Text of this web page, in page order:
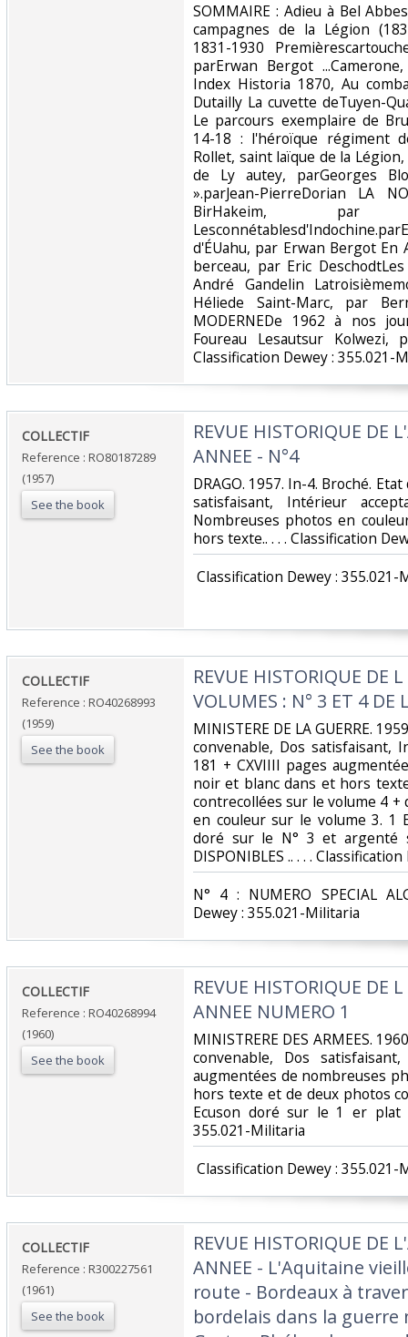
‎SOMMAIRE : Adieu à Bel
campagnes de la Légion
1831-1930
parErwan Bergot
Index Historia 1870, Au
Dutailly La cuvette deTuyen-
Le parcours exemplaire de
14-18 : l'héroïque régiment
Rollet, saint laïque de la
de Ly autey, parGeorges
».parJean-PierreDorian LA
BirHakeim, par
d'ÉUahu, par Erwan Bergot
berceau, par Eric
André Gandelin
Héliede Saint-Marc, par
MODERNEDe 1962 à nos
Foureau Lesautsur
Classification Dewey : 355.021-
‎COLLECTIF‎
Reference : RO80187289
(1957)
See the book
‎REVUE HISTORIQUE DE
ANNEE - N°4‎
‎DRAGO. 1957. In-4. Broché.
satisfaisant, Intérieur
Nombreuses photos en
hors texte.. . . . Classification
Classification Dewey : 355.021-
‎COLLECTIF‎
Reference : RO40268993
(1959)
See the book
‎REVUE HISTORIQUE DE
VOLUMES : N° 3 ET 4 DE
‎MINISTERE DE LA GUERRE.
convenable, Dos satisfaisant,
181 + CXVIIII pages
noir et blanc dans et hors
contrecollées sur le volume 4
en couleur sur le volume 3. 1
doré sur le N° 3 et argenté
DISPONIBLES .. . . .
‎N° 4 : NUMERO SPECIAL
Dewey : 355.021-Militaria‎
‎COLLECTIF‎
Reference : RO40268994
(1960)
See the book
‎REVUE HISTORIQUE DE
ANNEE NUMERO 1‎
‎MINISTRERE DES ARMEES.
convenable, Dos
augmentées de nombreuses
hors texte et de deux photos
Ecuson doré sur le 1 er plat
355.021-Militaria‎
Classification Dewey : 355.021-
‎COLLECTIF‎
Reference : R300227561
(1961)
See the book
‎REVUE HISTORIQUE DE
ANNEE - L'Aquitaine
route - Bordeaux à
bordelais dans la guerre